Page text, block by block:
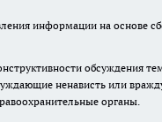
информации на основе
обсуждения
ненависть или
органы.